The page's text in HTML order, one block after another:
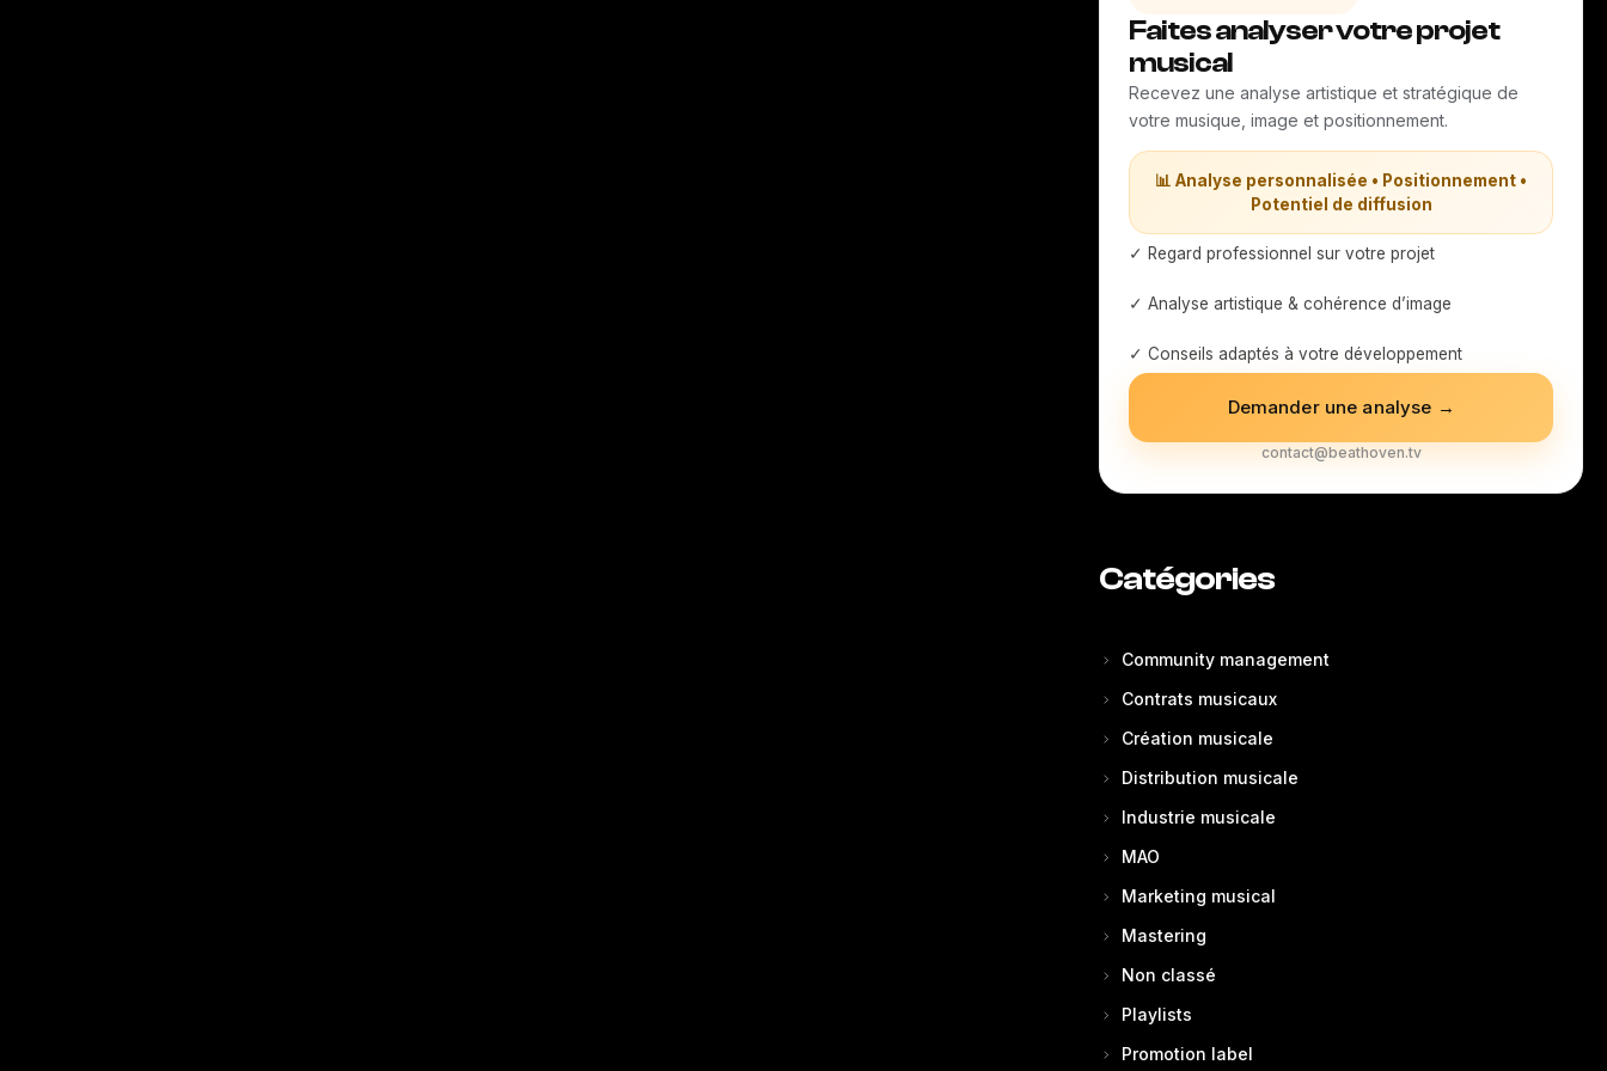
Faites analyser votre projet
musical
Recevez une analyse artistique et stratégique de
votre musique, image et positionnement.
📊 Analyse personnalisée • Positionnement •
Potentiel de diffusion
✓ Regard professionnel sur votre projet
✓ Analyse artistique & cohérence d’image
✓ Conseils adaptés à votre développement
Demander une analyse →
contact@beathoven.tv
Catégories
Community management
Contrats musicaux
Création musicale
Distribution musicale
Industrie musicale
MAO
Marketing musical
Mastering
Non classé
Playlists
Promotion label